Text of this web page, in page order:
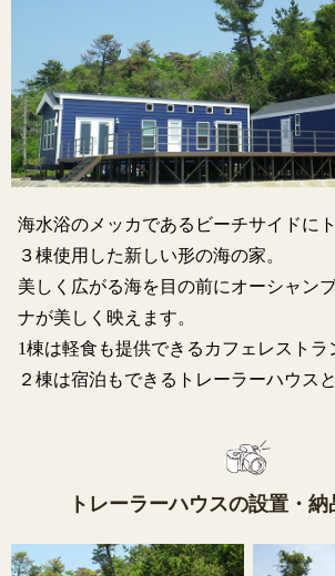
海水浴のメッカであるビーチサイドに
３棟使用した新しい形の海の家。
美しく広がる海を目の前にオーシャン
ナが美しく映えます。
1棟は軽食も提供できるカフェレストラ
２棟は宿泊もできるトレーラーハウス
トレーラーハウスの設置・